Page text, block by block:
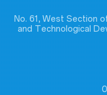
No. 61, West Section
and Technological